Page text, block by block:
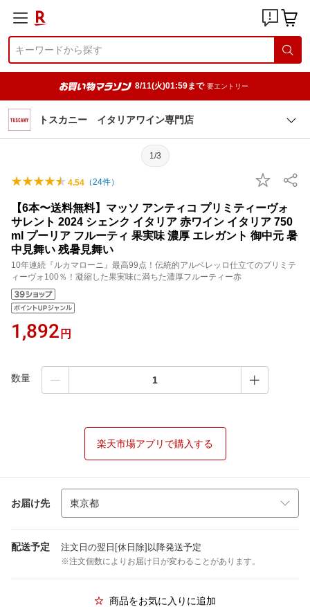
8/11(火)01:59まで 要エントリー
トスカニー イタリアワイン専門店
1/3
4.54 （24件）
【6本〜送料無料】マッソ アンティコ プリミティーヴォ
サレント 2024 シェンク イタリア 赤ワイン イタリア 750
ml プーリア フルーティ 果実味 濃厚 エレガント 御中元 暑
中見舞い 残暑見舞い
10年連続『ルカマローニ』最高99点！伝統的アルベレッロ仕立てのプリミテ
ィーヴォ100％！凝縮した果実味に満ちた濃厚フルーティー赤
1,892 円
数量
楽天市場アプリで購入する
お届け先
配送予定 注文日の翌日[休日除]以降発送予定
※注文個数によりお届け日が変わることがあります。
商品をお気に入りに追加